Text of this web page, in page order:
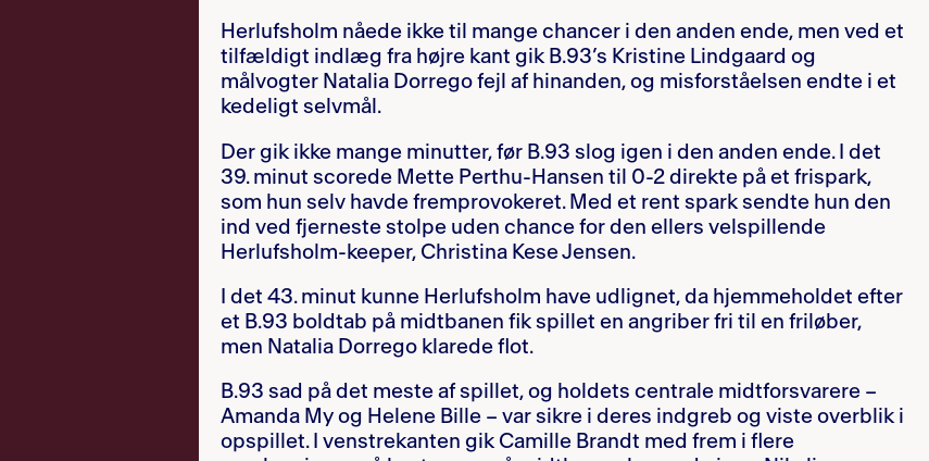
Herlufsholm nåede ikke til mange chancer i den anden ende, men ved et
tilfældigt indlæg fra højre kant gik B.93’s Kristine Lindgaard og
målvogter Natalia Dorrego fejl af hinanden, og misforståelsen endte i et
kedeligt selvmål.
Der gik ikke mange minutter, før B.93 slog igen i den anden ende. I det
39. minut scorede Mette Perthu-Hansen til 0-2 direkte på et frispark,
som hun selv havde fremprovokeret. Med et rent spark sendte hun den
ind ved fjerneste stolpe uden chance for den ellers velspillende
Herlufsholm-keeper, Christina Kese Jensen.
I det 43. minut kunne Herlufsholm have udlignet, da hjemmeholdet efter
et B.93 boldtab på midtbanen fik spillet en angriber fri til en friløber,
men Natalia Dorrego klarede flot.
B.93 sad på det meste af spillet, og holdets centrale midtforsvarere –
Amanda My og Helene Bille – var sikre i deres indgreb og viste overblik i
opspillet. I venstrekanten gik Camille Brandt med frem i flere